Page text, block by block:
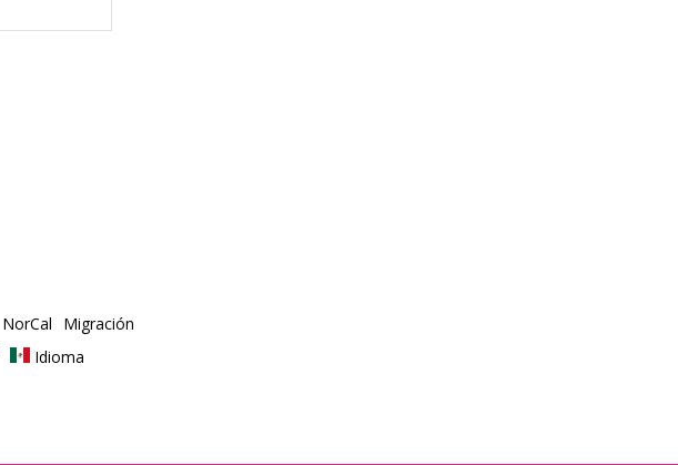
NorCal
Migración
Idioma